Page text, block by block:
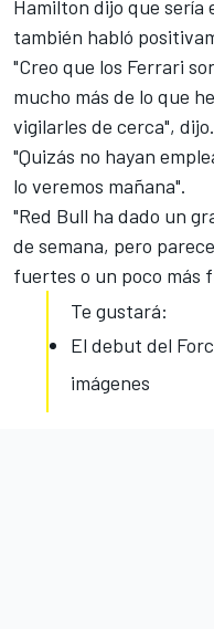
Hamilton dijo que
también habló
"Creo que los Ferrari
mucho más de lo que
vigilarles de cerca", dijo.
"Quizás no hayan
lo veremos mañana".
"Red Bull ha dado un
de semana, pero
fuertes o un poco más
Te gustará:
El debut del
imágenes